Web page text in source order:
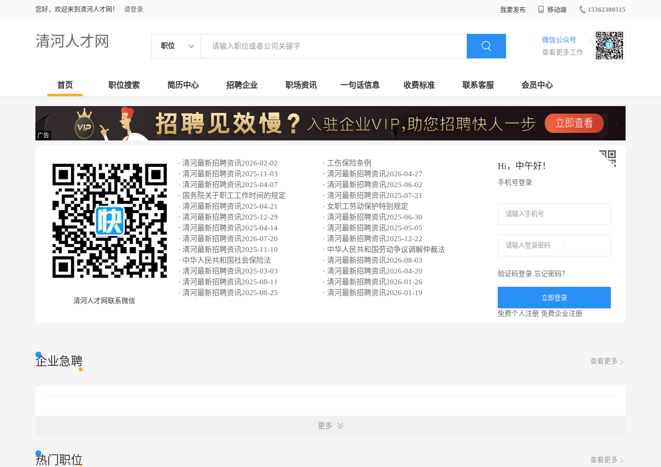
您好，欢迎来到清河人才网！ 请登录 我要发布 移动端 15362300515
清河人才网 职位
微信公众号
查看更多工作
首页 职位搜索 简历中心 招聘企业 职场资讯 一句话信息 收费标准 联系客服 会员中心
广告
清河人才网联系微信
· 清河最新招聘资讯2026-02-02
· 工伤保险条例
· 清河最新招聘资讯2025-11-03
· 清河最新招聘资讯2026-04-27
· 清河最新招聘资讯2025-04-07
· 清河最新招聘资讯2025-06-02
· 国务院关于职工工作时间的规定
· 清河最新招聘资讯2025-07-21
· 清河最新招聘资讯2025-04-21
· 女职工劳动保护特别规定
· 清河最新招聘资讯2025-12-29
· 清河最新招聘资讯2025-06-30
· 清河最新招聘资讯2025-04-14
· 清河最新招聘资讯2025-05-05
· 清河最新招聘资讯2026-07-20
· 清河最新招聘资讯2025-12-22
· 清河最新招聘资讯2025-11-10
· 中华人民共和国劳动争议调解仲裁法
· 中华人民共和国社会保险法
· 清河最新招聘资讯2026-08-03
· 清河最新招聘资讯2025-03-03
· 清河最新招聘资讯2026-04-20
· 清河最新招聘资讯2025-08-11
· 清河最新招聘资讯2026-01-26
· 清河最新招聘资讯2025-08-25
· 清河最新招聘资讯2026-01-19
Hi， 中午好！
手机号登录
验证码登录 忘记密码？
立即登录
免费个人注册 免费企业注册
企业急聘 查看更多
更多
热门职位 查看更多